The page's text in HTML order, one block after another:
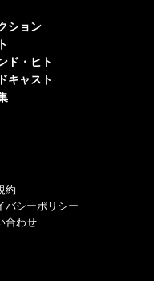
ション
ド・ヒト
キャスト
約
バシーポリシー
合わせ